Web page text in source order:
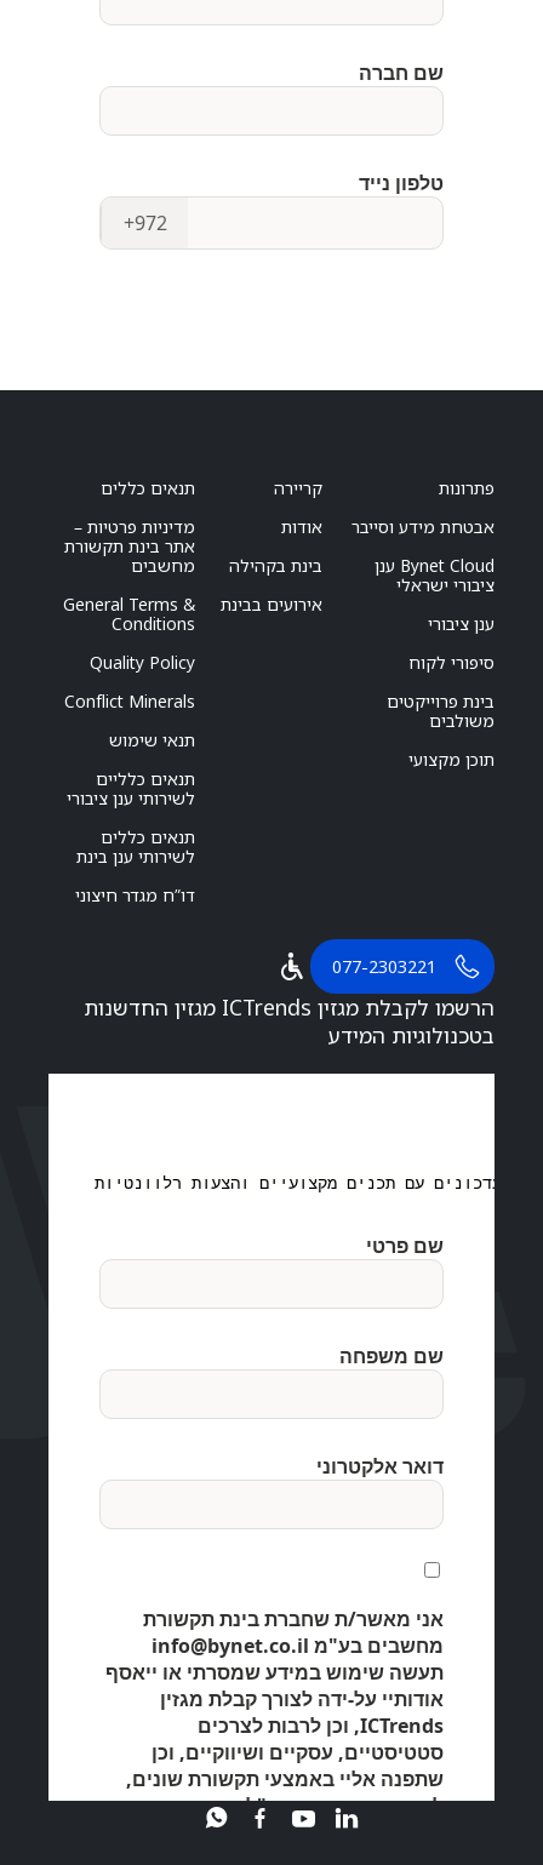
פתרונות
אבטחת מידע וסייבר
Bynet Cloud ענן
ציבורי ישראלי
ענן ציבורי
סיפורי לקוח
בינת פרוייקטים
משולבים
תוכן מקצועי
קריירה
אודות
בינת בקהילה
אירועים בבינת
תנאים כללים
מדיניות פרטיות –
אתר בינת תקשורת
מחשבים
General Terms &
Conditions
Quality Policy
Conflict Minerals
תנאי שימוש
תנאים כלליים
לשירותי ענן ציבורי
תנאים כללים
לשירותי ענן בינת
דו”ח מגדר חיצוני
077-2303221
הרשמו לקבלת מגזין ICTrends מגזין החדשנות
בטכנולוגיות המידע